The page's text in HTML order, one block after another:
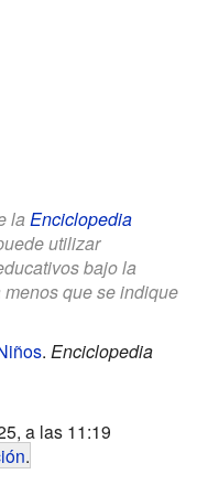
la Enciclopedia
utilizar
bajo la
menos que se indique
. Enciclopedia
a las 11:19
.